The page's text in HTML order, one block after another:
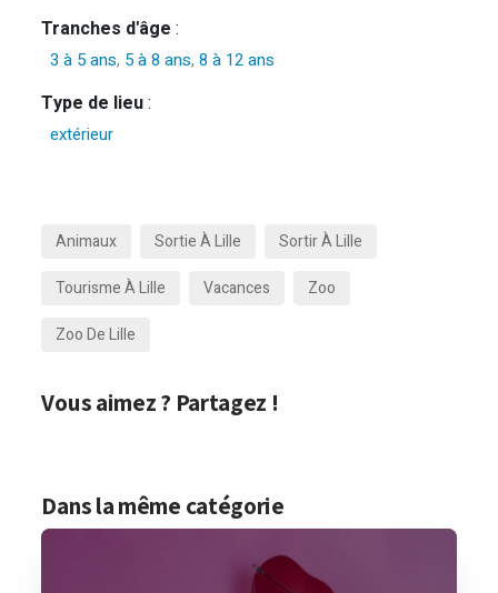
Tranches d'âge :
3 à 5 ans, 5 à 8 ans,8 à 12 ans
Type de lieu:
extérieur
Animaux Sortie À Lille
Sortir À Lille
Tourisme À Lille
Vacances
Zoo
Zoo De Lille
Vous aimez ? Partagez !
Dans la même catégorie